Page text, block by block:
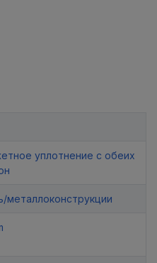
уплотнение с обеих
металлоконструкции